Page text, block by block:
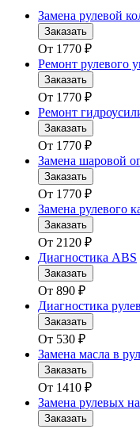
Замена рулевой
Заказать
От 1770 ₽
Ремонт рулевого
Заказать
От 1770 ₽
Ремонт
Заказать
От 1770 ₽
Замена шаровой
Заказать
От 1770 ₽
Замена рулевого
Заказать
От 2120 ₽
Диагностика ABS
Заказать
От 890 ₽
Диагностика
Заказать
От 530 ₽
Замена масла в
Заказать
От 1410 ₽
Замена рулевых
Заказать